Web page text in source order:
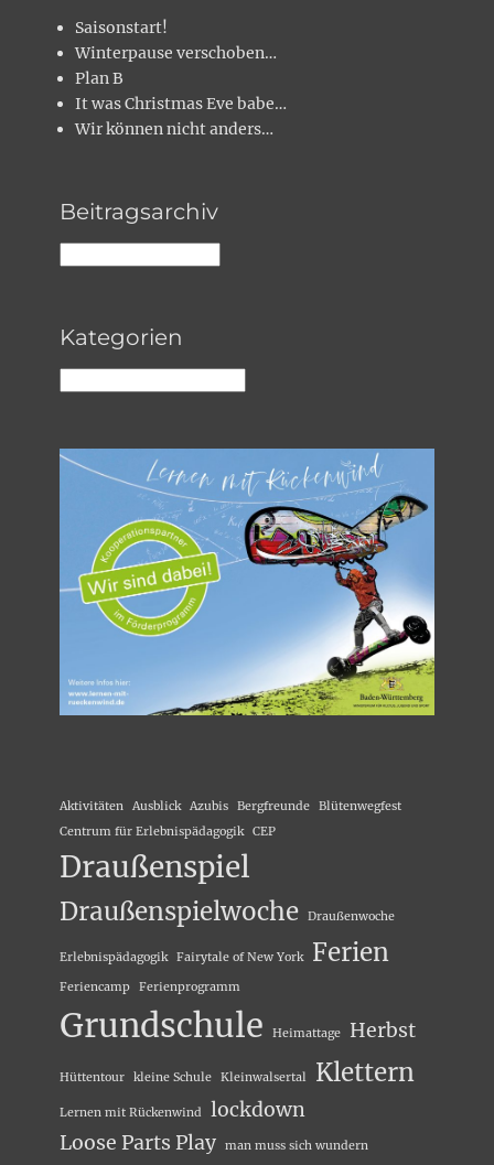
Saisonstart!
Winterpause verschoben…
Plan B
It was Christmas Eve babe…
Wir können nicht anders…
Beitragsarchiv
Kategorien
Aktivitäten Ausblick Azubis Bergfreunde
Blütenwegfest
Centrum für Erlebnispädagogik
CEP
Draußenspiel
Draußenspielwoche Draußenwoche
Erlebnispädagogik Fairytale of New York Ferien
Feriencamp Ferienprogramm
Grundschule Heimattage Herbst
Hüttentour kleine Schule Kleinwalsertal Klettern
Lernen mit Rückenwind
lockdown
Loose Parts Play
man muss sich wundern